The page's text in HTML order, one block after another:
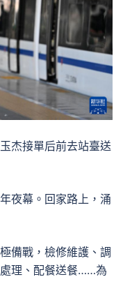
杰接單后前去站臺送
夜幕。回家路上，涌
備戰，檢修維護、調
理、配餐送餐……為